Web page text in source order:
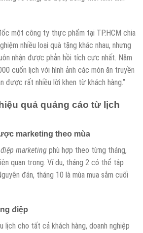
một công ty thực phẩm tại TP.HCM chia
nhiều loại quà tặng khác nhau, nhưng
nhận được phản hồi tích cực nhất. Năm
cuốn lịch với hình ảnh các món ăn truyền
được rất nhiều lời khen từ khách hàng.”
quả quảng cáo từ lịch
marketing theo mùa
marketing phù hợp theo từng tháng,
quan trọng. Ví dụ, tháng 2 có thể tập
đán, tháng 10 là mùa mua sắm cuối
điệp
lịch cho tất cả khách hàng, doanh nghiệp